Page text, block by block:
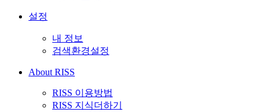
설정
내 정보
검색환경설정
About RISS
RISS 이용방법
RISS 지식더하기